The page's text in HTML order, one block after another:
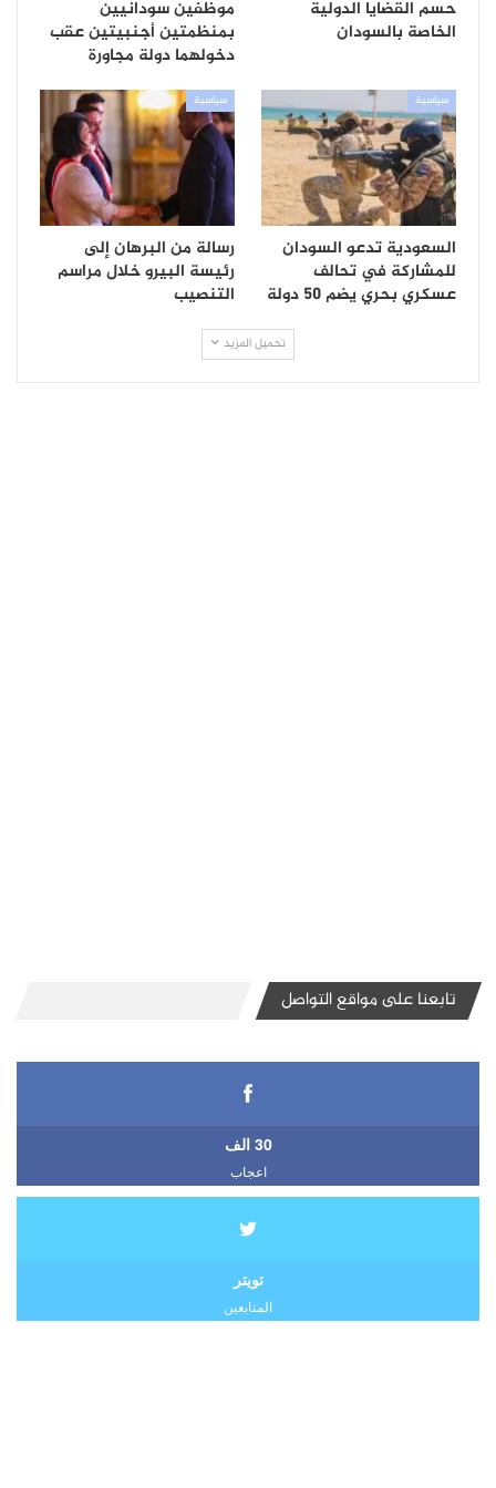
حسم القضايا الدولية
الخاصة بالسودان
موظفين سودانيين
بمنظمتين أجنبيتين عقب
دخولهما دولة مجاورة
سياسية
السعودية تدعو السودان
للمشاركة في تحالف
عسكري بحري يضم 50 دولة
سياسية
رسالة من البرهان إلى
رئيسة البيرو خلال مراسم
التنصيب
تحميل المزيد
تابعنا على مواقع التواصل
30 الف
اعجاب
تويتر
المتابعين